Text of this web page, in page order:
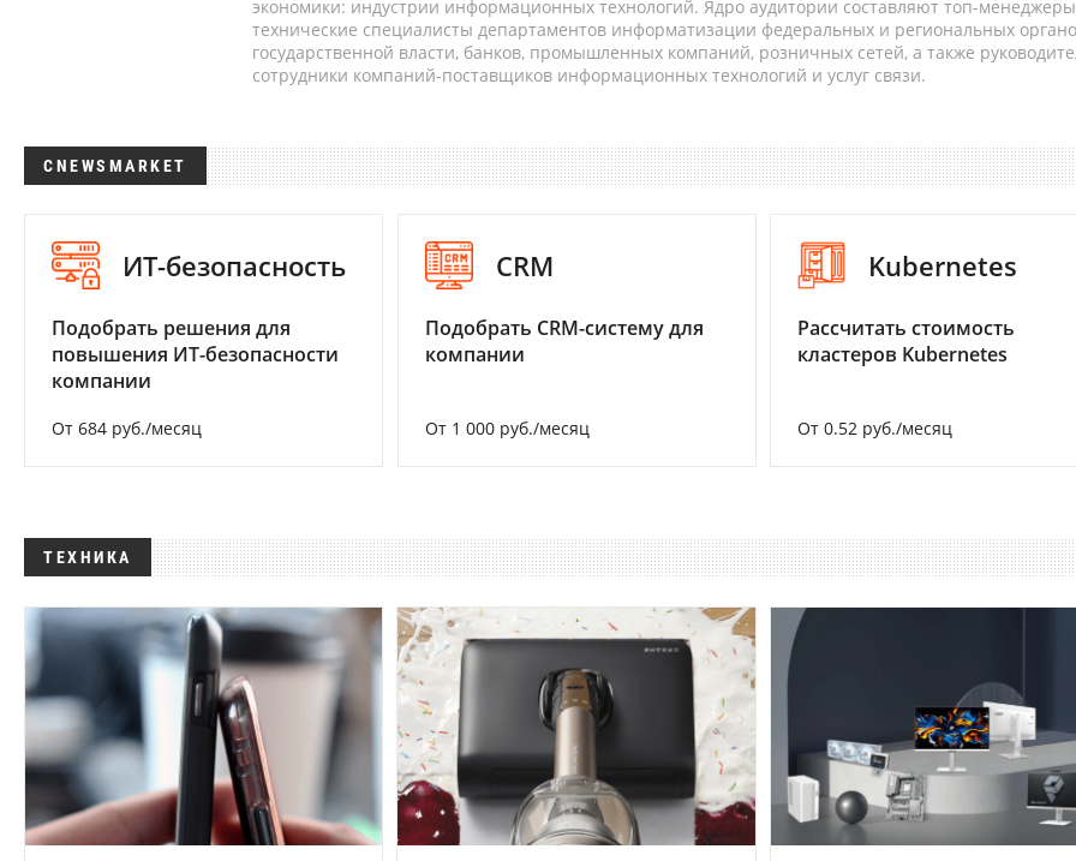
экономики: индустрии информационных технологий. Ядро аудитории составляют топ-
технические специалисты департаментов информатизации федеральных и региональных
государственной власти, банков, промышленных компаний, розничных сетей, а также
сотрудники компаний-поставщиков информационных технологий и услуг связи.
CNEWSMARKET
ИТ-безопасность
Подобрать решения для
повышения ИТ-безопасности
компании
От 684 руб./месяц
CRM
Подобрать CRM-систему для
компании
От 1 000 руб./месяц
Kubernetes
Рассчитать стоимость
кластеров Kubernetes
От 0.52 руб./месяц
ТЕХНИКА